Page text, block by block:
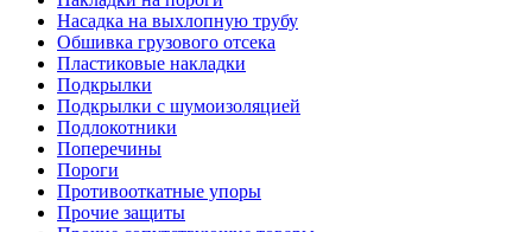
Насадка на выхлопную трубу
Обшивка грузового отсека
Пластиковые накладки
Подкрылки
Подкрылки с шумоизоляцией
Подлокотники
Поперечины
Пороги
Противооткатные упоры
Прочие защиты